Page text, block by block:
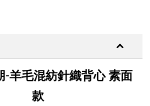
-羊毛混紡針織背心 素面
款